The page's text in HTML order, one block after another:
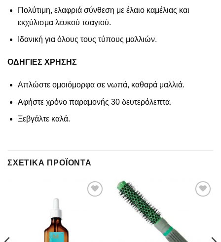
Πολύτιμη, ελαφριά σύνθεση με έλαιο καμέλιας και
εκχύλισμα λευκού τσαγιού.
Ιδανική για όλους τους τύπους μαλλιών.
ΟΔΗΓΙΕΣ ΧΡΗΣΗΣ
Απλώστε ομοιόμορφα σε νωπά, καθαρά μαλλιά.
Αφήστε χρόνο παραμονής 30 δευτερόλεπτα.
Ξεβγάλτε καλά.
ΣΧΕΤΙΚΆ ΠΡΟΪΌΝΤΑ